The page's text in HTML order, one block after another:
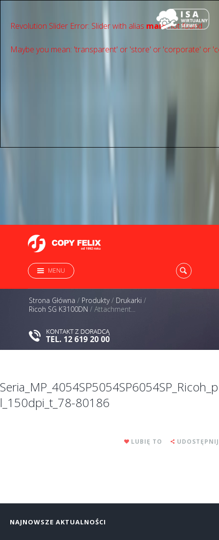
Revolution Slider Error: Slider with alias mainnot found.
Maybe you mean: 'transparent' or 'store' or 'сorporate' or
MENU
Strona Główna / Produkty/ Drukarki /
Ricoh SG K3100DN / Attachment...
Seria_MP_4054SP5054SP6054SP_Ricoh_p
l_150dpi_t_78-80186
LUBIĘ TO UDOSTĘPNIJ
NAJNOWSZE AKTUALNOŚCI